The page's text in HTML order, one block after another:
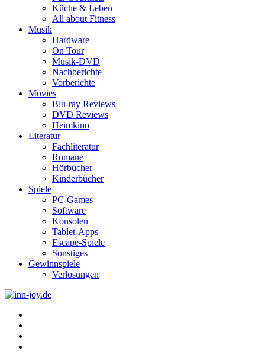
Küche & Leben
All about Fitness
Musik
Hardware
On Tour
Musik-DVD
Nachberichte
Vorberichte
Movies
Blu-ray Reviews
DVD Reviews
Heimkino
Literatur
Fachliteratur
Romane
Hörbücher
Kinderbücher
Spiele
PC-Games
Software
Konsolen
Tablet-Apps
Escape-Spiele
Sonstiges
Gewinnspiele
Verlosungen